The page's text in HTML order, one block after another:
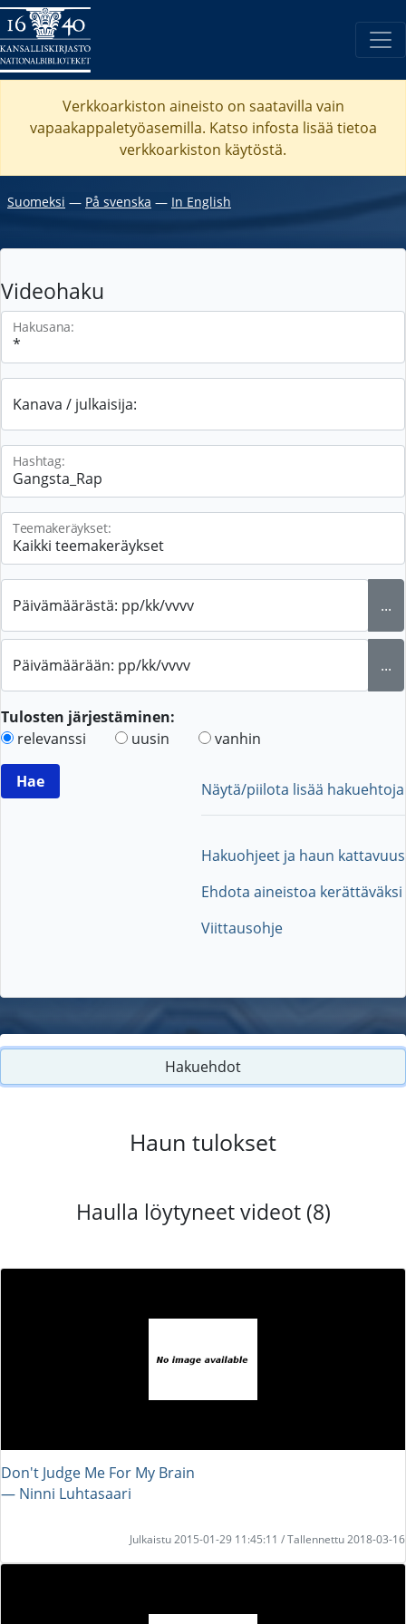
Verkkoarkiston aineisto on saatavilla vain
vapaakappaletyöasemilla. Katso infosta lisää tietoa
verkkoarkiston käytöstä.
Suomeksi ― På svenska ― In English
Videohaku
Hakusana:
Kanava / julkaisija:
Hashtag:
Teemakeräykset:
Päivämäärästä: pp/kk/vvvv ...
Päivämäärään: pp/kk/vvvv ...
Tulosten järjestäminen:
relevanssi
uusin vanhin
Näytä/piilota lisää hakuehtoja
Hakuohjeet ja haun kattavuus
Ehdota aineistoa kerättäväksi
Viittausohje
Hakuehdot
Haun tulokset
Haulla löytyneet videot (8)
Don't Judge Me For My Brain
― Ninni Luhtasaari
Julkaistu 2015-01-29 11:45:11 / Tallennettu 2018-03-16